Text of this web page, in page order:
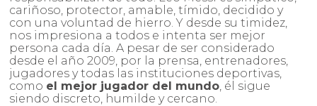
cariñoso, protector, amable, tímido, decidido y
con una voluntad de hierro. Y desde su timidez,
nos impresiona a todos e intenta ser mejor
persona cada día. A pesar de ser considerado
desde el año 2009, por la prensa, entrenadores,
jugadores y todas las instituciones deportivas,
como el mejor jugador del mundo , él sigue
siendo discreto, humilde y cercano.